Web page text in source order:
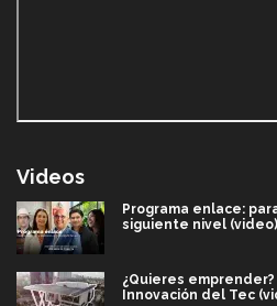
Videos
Programa enlace:
siguiente nivel (video)
¿Quieres
Innovación del Tec